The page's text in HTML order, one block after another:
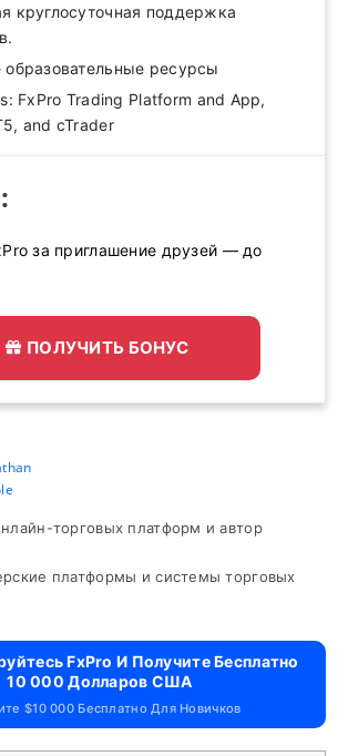
круглосуточная поддержка
образовательные ресурсы
FxPro Trading Platform and App,
and cTrader
за приглашение друзей — до
ПОЛУЧИТЬ БОНУС
торговых платформ и автор
платформы и системы торговых
FxPro И Получите Бесплатно
10 000 Долларов США
$10 000 Бесплатно Для Новичков